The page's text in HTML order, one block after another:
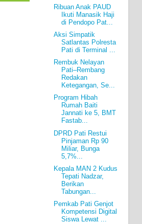
Ribuan Anak PAUD
Ikuti Manasik Haji
di Pendopo Pat...
Aksi Simpatik
Satlantas Polresta
Pati di Terminal ...
Rembuk Nelayan
Pati–Rembang
Redakan
Ketegangan, Se...
Program Hibah
Rumah Baiti
Jannati ke 5, BMT
Fastab...
DPRD Pati Restui
Pinjaman Rp 90
Miliar, Bunga
5,7%...
Kepala MAN 2 Kudus
Tepati Nadzar,
Berikan
Tabungan...
Pemkab Pati Genjot
Kompetensi Digital
Siswa Lewat ...